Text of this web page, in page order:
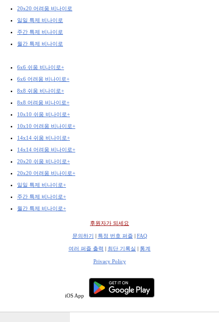
20x20 어려움 비나이로
일일 특제 비나이로
주간 특제 비나이로
월간 특제 비나이로
6x6 쉬움 비나이로+
6x6 어려움 비나이로+
8x8 쉬움 비나이로+
8x8 어려움 비나이로+
10x10 쉬움 비나이로+
10x10 어려움 비나이로+
14x14 쉬움 비나이로+
14x14 어려움 비나이로+
20x20 쉬움 비나이로+
20x20 어려움 비나이로+
일일 특제 비나이로+
주간 특제 비나이로+
월간 특제 비나이로+
후원자가 되세요
문의하기 | 특정 번호 퍼즐| FAQ
여러 퍼즐 출력 | 최단 기록실 | 통계
Privacy Policy
iOS App